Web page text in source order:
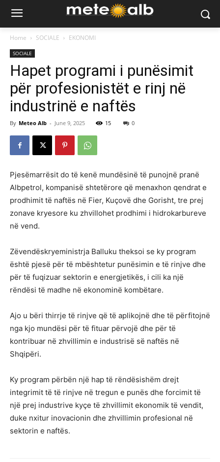
Home SOCIALE EKONOMI
SOCIALE
Hapet programi i punësimit
për profesionistët e rinj në
industrinë e naftës
By Meteo Alb - June 9, 2025 15 0
Pjesëmarrësit do të kenë mundësinë të punojnë pranë
Albpetrol, kompanisë shtetërore që menaxhon qendrat e
prodhimit të naftës në Fier, Kuçovë dhe Gorisht, tre prej
zonave kryesore ku zhvillohet prodhimi i hidrokarbureve
në vend.
Zëvendëskryeministrja Balluku theksoi se ky program
është pjesë për të mbështetur punësimin e të rinjve dhe
për të fuqizuar sektorin e energjetikës, i cili ka një
rëndësi të madhe në ekonominë kombëtare.
Ajo u bëri thirrje të rinjve që të aplikojnë dhe të përfitojnë
nga kjo mundësi për të fituar përvojë dhe për të
kontribuar në zhvillimin e industrisë së naftës në
Shqipëri.
Ky program përbën një hap të rëndësishëm drejt
integrimit të të rinjve në tregun e punës dhe forcimit të
një prej industrive kyçe të zhvillimit ekonomik të vendit,
duke nxitur inovacionin dhe zhvillimin profesional në
sektorin e naftës.